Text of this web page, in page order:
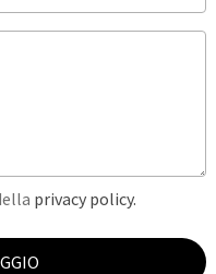
privacy policy.